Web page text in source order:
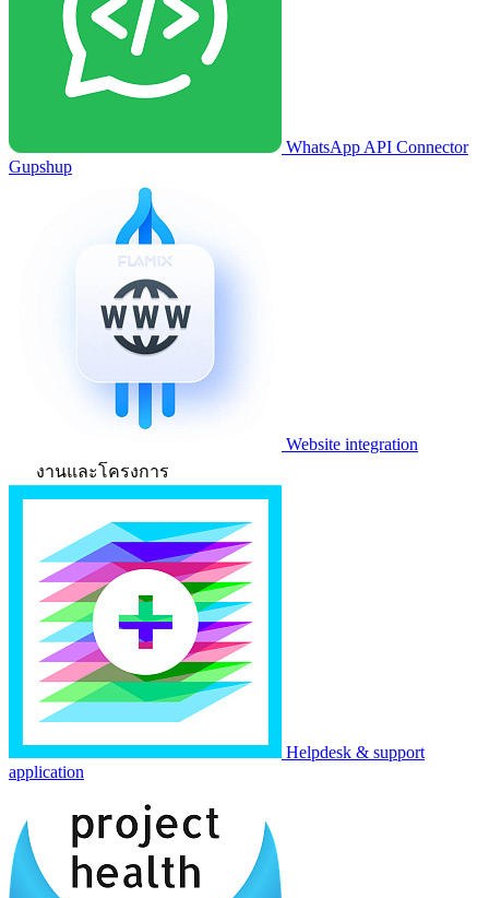
WhatsApp API Connector
Gupshup
Website integration
งานและโครงการ
Helpdesk & support
application